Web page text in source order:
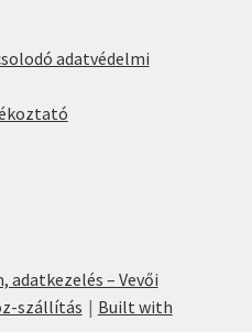
adatvédelmi
adatkezelés – Vevői
szállítás
Built with